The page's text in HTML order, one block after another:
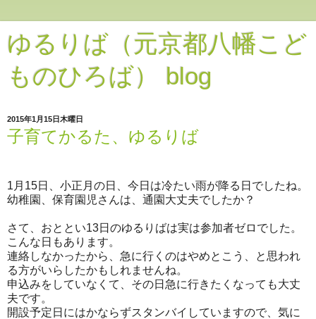
ゆるりば（元京都八幡こど
ものひろば） blog
2015年1月15日木曜日
子育てかるた、ゆるりば
1月15日、小正月の日、今日は冷たい雨が降る日でしたね。
幼稚園、保育園児さんは、通園大丈夫でしたか？
さて、おととい13日のゆるりばは実は参加者ゼロでした。
こんな日もあります。
連絡しなかったから、急に行くのはやめとこう、と思われ
る方がいらしたかもしれませんね。
申込みをしていなくて、その日急に行きたくなっても大丈
夫です。
開設予定日にはかならずスタンバイしていますので、気に